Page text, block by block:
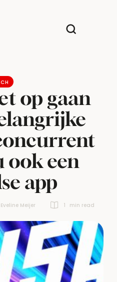
op gaan
ook een
app
Eveline Meijer 1 min read